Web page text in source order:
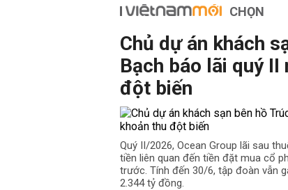
CHỌN
Chủ dự án khách
Bạch báo lãi quý II
đột biến
Quý II/2026, Ocean Group lãi sau
tiền liên quan đến tiền đặt mua cổ
trước. Tính đến 30/6, tập đoàn vẫn
2.344 tỷ đồng.